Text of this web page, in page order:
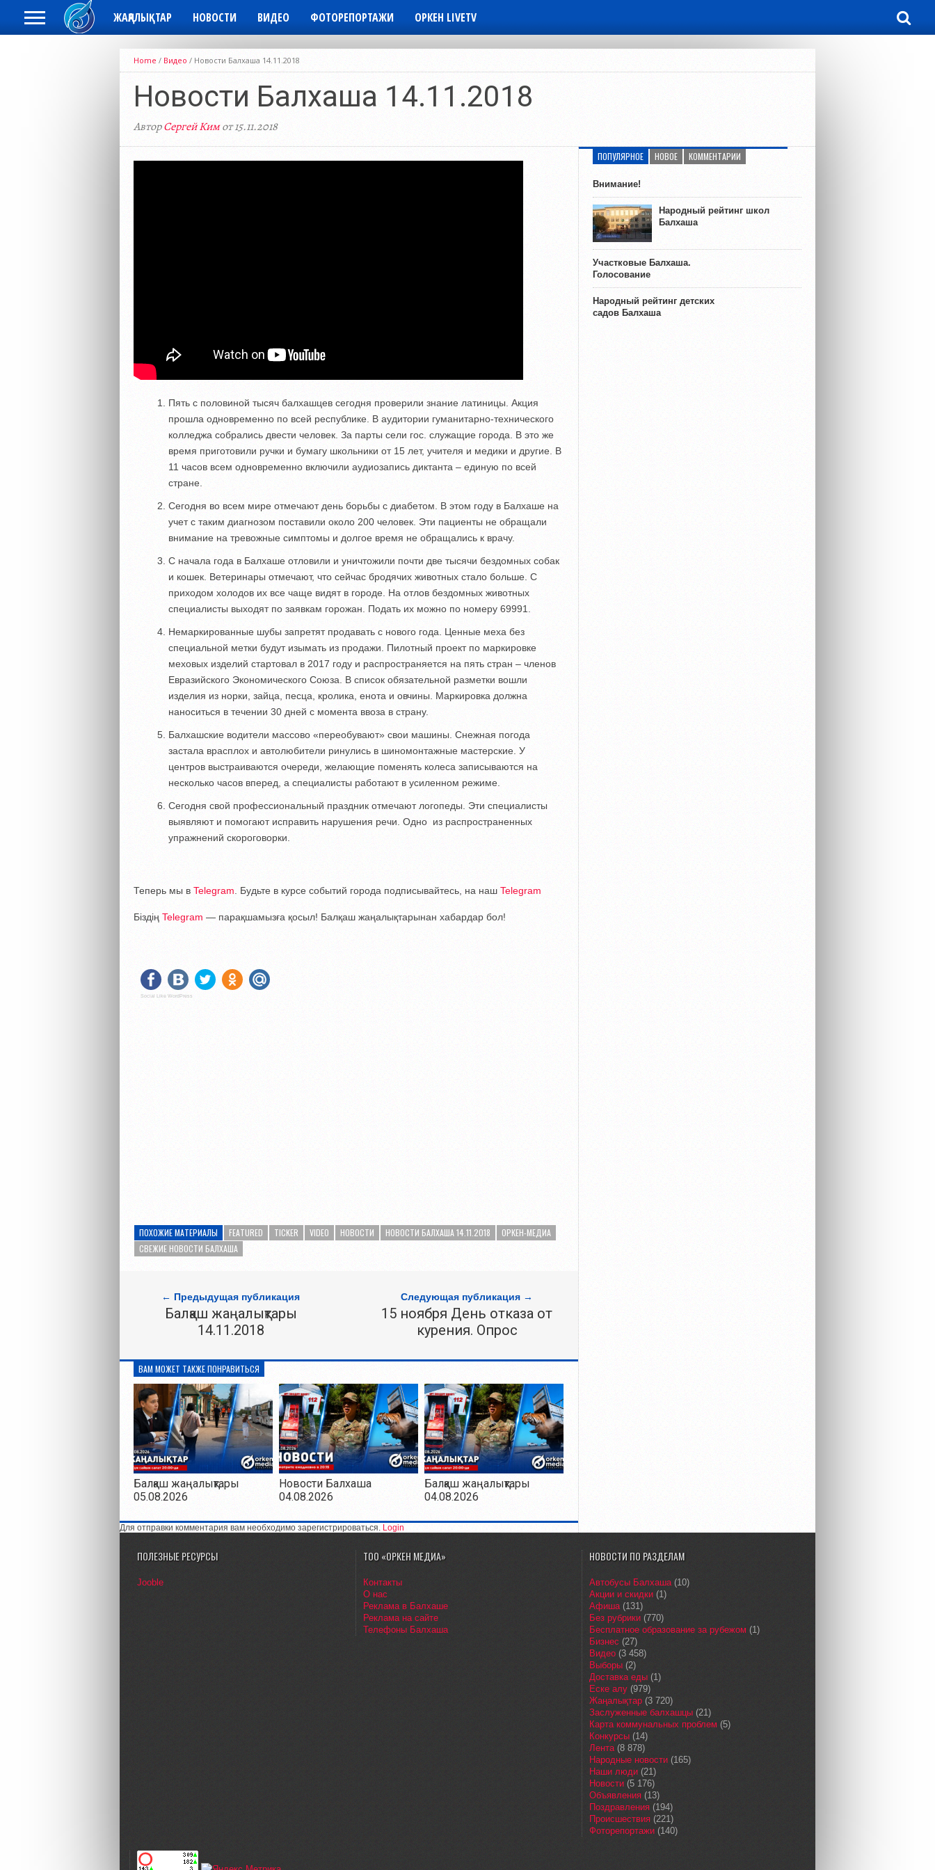
ЖАҢАЛЫҚТАР НОВОСТИ ВИДЕО ФОТОРЕПОРТАЖИ ОРКЕН LIVETV
Home / Видео / Новости Балхаша 14.11.2018
Новости Балхаша 14.11.2018
АвторСергей Кимот 15.11.2018
Пять с половиной тысяч балхашцев сегодня проверили знание латиницы. Акция
прошла одновременно по всей республике. В аудитории гуманитарно-технического
колледжа собрались двести человек. За парты сели гос. служащие города. В это же
время приготовили ручки и бумагу школьники от 15 лет, учителя и медики и другие. В
11 часов всем одновременно включили аудиозапись диктанта – единую по всей
стране.
Сегодня во всем мире отмечают день борьбы с диабетом. В этом году в Балхаше на
учет с таким диагнозом поставили около 200 человек. Эти пациенты не обращали
внимание на тревожные симптомы и долгое время не обращались к врачу.
С начала года в Балхаше отловили и уничтожили почти две тысячи бездомных собак
и кошек. Ветеринары отмечают, что сейчас бродячих животных стало больше. С
приходом холодов их все чаще видят в городе. На отлов бездомных животных
специалисты выходят по заявкам горожан. Подать их можно по номеру 69991.
Немаркированные шубы запретят продавать с нового года. Ценные меха без
специальной метки будут изымать из продажи. Пилотный проект по маркировке
меховых изделий стартовал в 2017 году и распространяется на пять стран – членов
Евразийского Экономического Союза. В список обязательной разметки вошли
изделия из норки, зайца, песца, кролика, енота и овчины. Маркировка должна
наноситься в течении 30 дней с момента ввоза в страну.
Балхашские водители массово «переобувают» свои машины. Снежная погода
застала врасплох и автолюбители ринулись в шиномонтажные мастерские. У
центров выстраиваются очереди, желающие поменять колеса записываются на
несколько часов вперед, а специалисты работают в усиленном режиме.
Сегодня свой профессиональный праздник отмечают логопеды. Эти специалисты
выявляют и помогают исправить нарушения речи. Одно из распространенных
упражнений скороговорки.
Теперь мы в Telegram . Будьте в курсе событий города подписывайтесь, на наш Telegram
Біздің Telegram — парақшамызға қосыл! Балқаш жаңалықтарынан хабардар бол!
Social Like WordPress
ПОХОЖИЕ МАТЕРИАЛЫ FEATURED TICKER VIDEO НОВОСТИ НОВОСТИ БАЛХАША 14.11.2018
ОРКЕН-МЕДИА
СВЕЖИЕ НОВОСТИ БАЛХАША
← Предыдущая публикация
Балқаш жаңалықтары
14.11.2018
Следующая публикация →
15 ноября День отказа от
курения. Опрос
ВАМ МОЖЕТ ТАКЖЕ ПОНРАВИТЬСЯ
Балқаш жаңалықтары
05.08.2026
Новости Балхаша
04.08.2026
Балқаш жаңалықтары
04.08.2026
Для отправки комментария вам необходимо зарегистрироваться. Login
ПОПУЛЯРНОЕ НОВОЕ КОММЕНТАРИИ
Внимание!
Народный рейтинг школ
Балхаша
Участковые Балхаша.
Голосование
Народный рейтинг детских
садов Балхаша
ПОЛЕЗНЫЕ РЕСУРСЫ
Jooble
ТОО «ОРКЕН МЕДИА»
Контакты
О нас
Реклама в Балхаше
Реклама на сайте
Телефоны Балхаша
НОВОСТИ ПО РАЗДЕЛАМ
Автобусы Балхаша(10)
Акции и скидки (1)
Афиша(131)
Без рубрики (770)
Бесплатное образование за рубежом (1)
Бизнес (27)
Видео (3 458)
Выборы (2)
Доставка еды (1)
Еске алу (979)
Жаңалықтар (3 720)
Заслуженные балхашцы (21)
Карта коммунальных проблем (5)
Конкурсы (14)
Лента(8 878)
Народные новости (165)
Наши люди (21)
Новости (5 176)
Объявления (13)
Поздравления (194)
Происшествия (221)
Фоторепортажи (140)